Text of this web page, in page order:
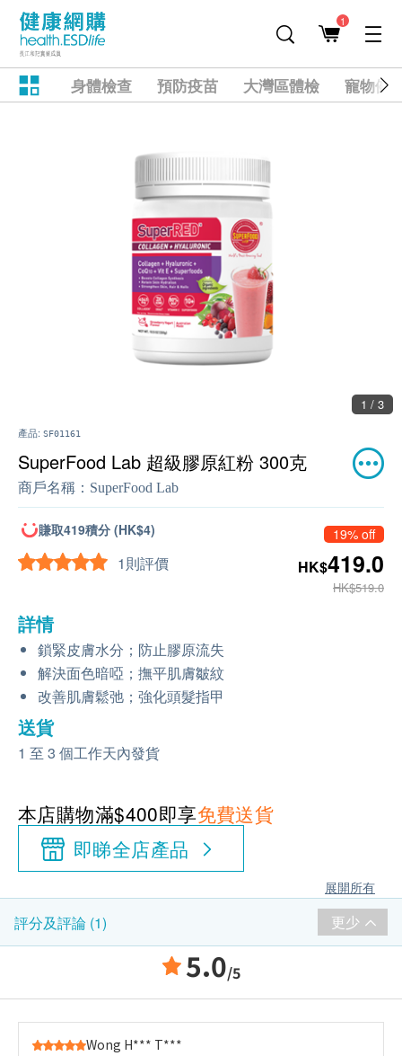
1
身體檢查 預防疫苗 大灣區體檢 寵物健
1 / 3
產品: SF01161
SuperFood Lab 超級膠原紅粉 300克
商戶名稱： SuperFood Lab
賺取419積分 (HK$4)
1則評價
19% off
HK$419.0
HK$519.0
詳情
鎖緊皮膚水分；防止膠原流失
解決面色暗啞；撫平肌膚皺紋
改善肌膚鬆弛；強化頭髮指甲
送貨
1 至 3 個工作天內發貨
本店購物滿$400即享免費送貨
即睇全店產品
展開所有
評分及評論 (1) 更少
5.0/5
Wong H*** T***